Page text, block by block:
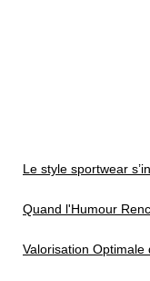
Le style sportwear
Quand l'Humour
Valorisation Optimale